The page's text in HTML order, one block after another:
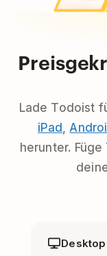
Lade Todoist
iPad
herunter.
Desktop